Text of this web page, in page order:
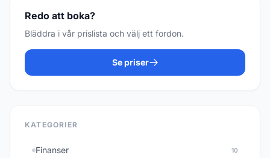
Redo att boka?
Bläddra i vår prislista och välj ett fordon.
Se priser
KATEGORIER
Finanser 10